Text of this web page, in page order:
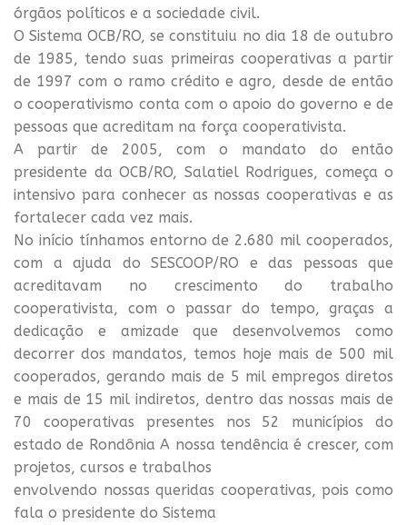
órgãos políticos e a sociedade civil.
O Sistema OCB/RO, se constituiu no dia 18 de outubro
de 1985, tendo suas primeiras cooperativas a partir
de 1997 com o ramo crédito e agro, desde de então
o cooperativismo conta com o apoio do governo e de
pessoas que acreditam na força cooperativista.
A partir de 2005, com o mandato do então
presidente da OCB/RO, Salatiel Rodrigues, começa o
intensivo para conhecer as nossas cooperativas e as
fortalecer cada vez mais.
No início tínhamos entorno de 2.680 mil cooperados,
com a ajuda do SESCOOP/RO e das pessoas que
acreditavam no crescimento do trabalho
cooperativista, com o passar do tempo, graças a
dedicação e amizade que desenvolvemos como
decorrer dos mandatos, temos hoje mais de 500 mil
cooperados, gerando mais de 5 mil empregos diretos
e mais de 15 mil indiretos, dentro das nossas mais de
70 cooperativas presentes nos 52 municípios do
estado de Rondônia A nossa tendência é crescer, com
projetos, cursos e trabalhos
envolvendo nossas queridas cooperativas, pois como
fala o presidente do Sistema